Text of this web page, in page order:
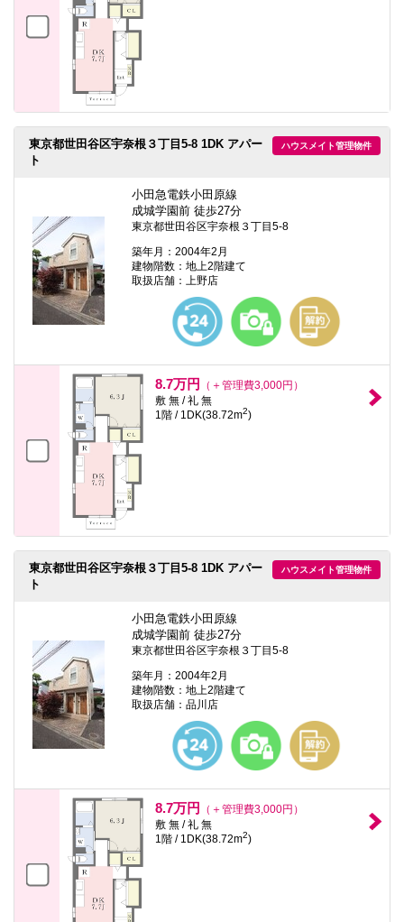
ハウスメイト管理物件
東京都世田谷区宇奈根３丁目5-8 1DK アパー
ト
小田急電鉄小田原線
成城学園前 徒歩27分
東京都世田谷区宇奈根３丁目5-8
築年月：2004年2月
建物階数：地上2階建て
取扱店舗：上野店
8.7万円
（＋管理費3,000円）
敷 無 / 礼 無
1階 / 1DK(38.72m2)
ハウスメイト管理物件
東京都世田谷区宇奈根３丁目5-8 1DK アパー
ト
小田急電鉄小田原線
成城学園前 徒歩27分
東京都世田谷区宇奈根３丁目5-8
築年月：2004年2月
建物階数：地上2階建て
取扱店舗：品川店
8.7万円
（＋管理費3,000円）
敷 無 / 礼 無
1階 / 1DK(38.72m2)